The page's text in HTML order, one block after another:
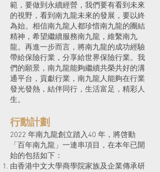
範，要做到永續經營，我們要有看到未來
的視野，看到南九龍未來的發展，要以終
為始。相信南九龍人都珍惜南九龍的團結
精神，希望繼續服務南九龍，維繫南九
龍。再進一步而言，將南九龍的成功經驗
帶給保險行業，分享給世界保險行業。我
們的願景，南九龍能夠繼續共榮共好的溝
通平台，貢獻行業，南九龍人能夠在行業
發光發熱，結伴同行，生活富足，精彩人
生。
行動計劃
2022 年南九龍創立踏入40 年，將啓動
「百年南九龍」一連串項目，在本年已開
始的包括如下：
由香港中文大學商學院家族及企業傳承研